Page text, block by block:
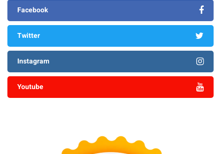
Facebook
Twitter
Instagram
Youtube